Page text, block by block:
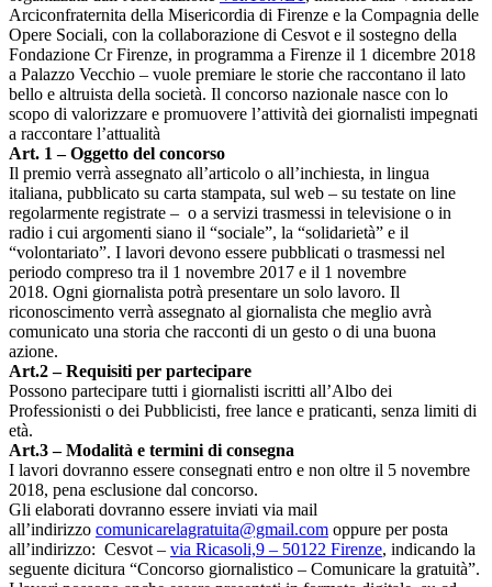
Arciconfraternita della Misericordia di Firenze e la Compagnia delle
Opere Sociali, con la collaborazione di Cesvot e il sostegno della
Fondazione Cr Firenze, in programma a Firenze il 1 dicembre 2018
a Palazzo Vecchio – vuole premiare le storie che raccontano il lato
bello e altruista della società. Il concorso nazionale nasce con lo
scopo di valorizzare e promuovere l’attività dei giornalisti impegnati
a raccontare l’attualità
Art. 1 – Oggetto del concorso
Il premio verrà assegnato all’articolo o all’inchiesta, in lingua
italiana, pubblicato su carta stampata, sul web – su testate on line
regolarmente registrate – o a servizi trasmessi in televisione o in
radio i cui argomenti siano il “sociale”, la “solidarietà” e il
“volontariato”. I lavori devono essere pubblicati o trasmessi nel
periodo compreso tra il 1 novembre 2017 e il 1 novembre
2018. Ogni giornalista potrà presentare un solo lavoro. Il
riconoscimento verrà assegnato al giornalista che meglio avrà
comunicato una storia che racconti di un gesto o di una buona
azione.
Art.2 – Requisiti per partecipare
Possono partecipare tutti i giornalisti iscritti all’Albo dei
Professionisti o dei Pubblicisti, free lance e praticanti, senza limiti di
età.
Art.3 – Modalità e termini di consegna
I lavori dovranno essere consegnati entro e non oltre il 5 novembre
2018, pena esclusione dal concorso.
Gli elaborati dovranno essere inviati via mail
all’indirizzo comunicarelagratuita@gmail.com oppure per posta
all’indirizzo: Cesvot – via Ricasoli,9 – 50122 Firenze, indicando la
seguente dicitura “Concorso giornalistico – Comunicare la gratuità”.